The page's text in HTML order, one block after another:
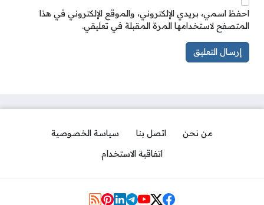
احفظ اسمي، بريدي الإلكتروني، والموقع الإلكتروني في هذا
المتصفح لاستخدامها المرة المقبلة في تعليقي.
من نحن اتصل بنا
سياسة الخصوصية
اتفاقية الاستخدام